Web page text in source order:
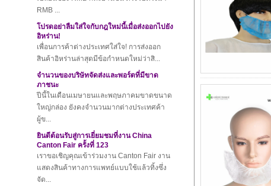
โปรดอย่าลืมใส่ใจกับกฎใหม่นี้เมื่อส่งออกไปยัง
อิหร่าน!
เพื่อนการค้าต่างประเทศใส่ใจ! การส่งออก
สินค้าอิหร่านล่าสุดมีข้อกำหนดใหม่ว่าสิ...
จำนวนของบริษัทจัดส่งและพอร์ตที่มีขาด
ภาชนะ
ปีนี้ในเดือนเมษายนและพฤษภาคมขาดขนาด
ใหญ่กล่อง ยังคงจำนวนมากต่างประเทศค้า
ผู้ข...
ยินดีต้อนรับสู่การเยี่ยมชมที่งาน China
Canton Fair ครั้งที่ 123
เราขอเชิญคุณเข้าร่วมงาน Canton Fair งาน
แสดงสินค้าทางการแพทย์แบบใช้แล้วทิ้งซึ่ง
จัด...
อุตสาหกรรมคอมโพสิตทั่วโลกจะถึง 39.1 พัน